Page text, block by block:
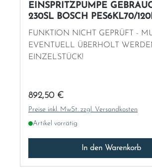
EINSPRITZPUMPE
230SL BOSCH PES6KL70/
FUNKTION NICHT GEPRÜFT -
EVENTUELL ÜBERHOLT
EINZELSTÜCK!
Regulärer Preis:
892,50 €
Preise inkl. MwSt. zzgl. Versandkosten
Artikel vorrätig
In den Warenkorb